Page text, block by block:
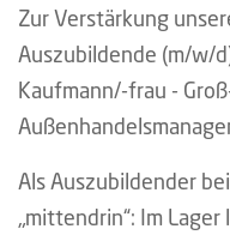
Zur Verstärkung
Auszubildende (m/w/
Kaufmann/-frau -
Als Auszubildender
„mittendrin“: Im